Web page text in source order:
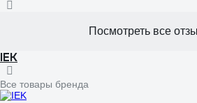
Посмотреть все
IEK
Все товары бренда